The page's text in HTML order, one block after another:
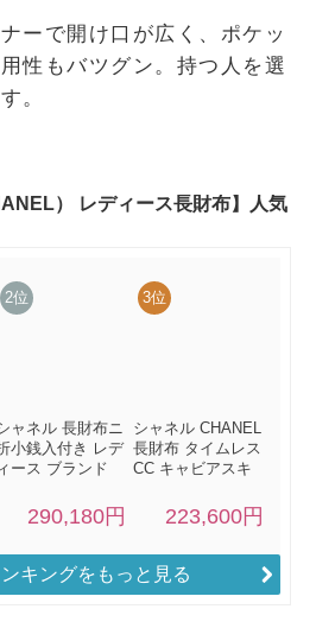
ーで開け口が広く、ポケッ
性もバツグン。持つ人を選
。
キングをもっと見る